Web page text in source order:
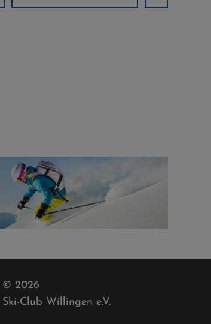
© 2026
Ski-Club Willingen e.V.